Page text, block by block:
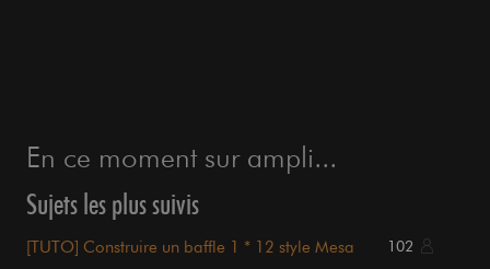
En ce moment sur ampli...
Sujets les plus suivis
[TUTO] Construire un baffle 1 * 12 style Mesa
102